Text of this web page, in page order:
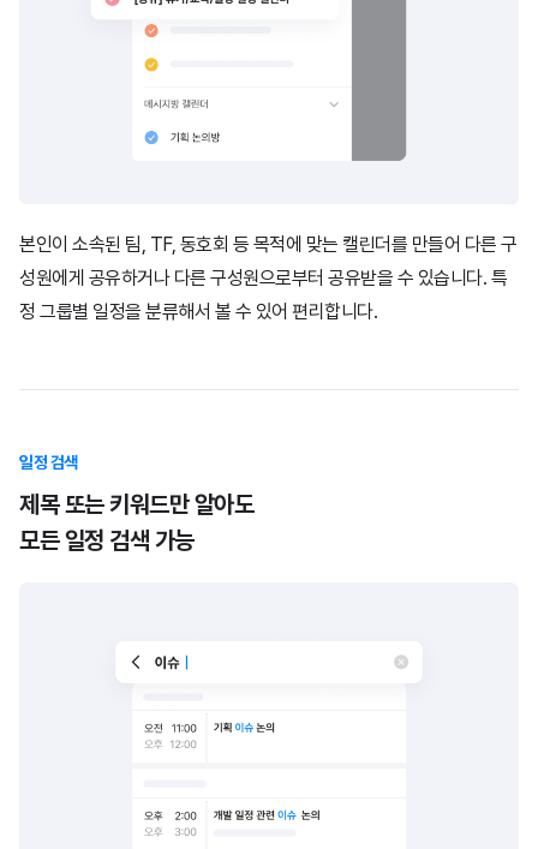
본인이 소속된 팀, TF, 동호회 등 목적에 맞는 캘린더를 만들어 다른 구
성원에게 공유하거나 다른 구성원으로부터 공유받을 수 있습니다. 특
정 그룹별 일정을 분류해서 볼 수 있어 편리합니다.
일정 검색
제목 또는 키워드만 알아도
모든 일정 검색 가능